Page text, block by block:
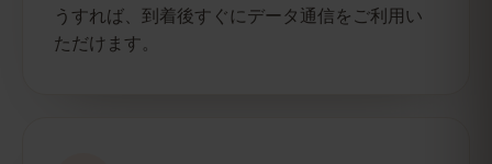
うすれば、到着後すぐにデータ通信をご利用い
ただけます。